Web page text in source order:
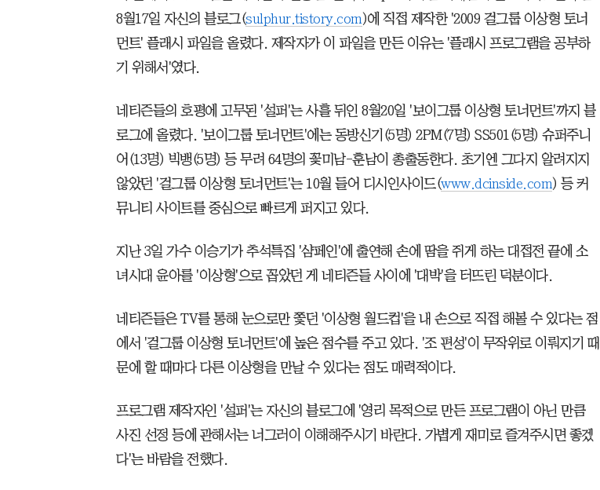
8월17일 자신의 블로그(sulphur.tistory.com)에 직접 제작한 '2009 걸그룹 이상형 토너
먼트' 플래시 파일을 올렸다. 제작자가 이 파일을 만든 이유는 '플래시 프로그램을 공부하
기 위해서'였다.
네티즌들의 호평에 고무된 '설퍼'는 사흘 뒤인 8월20일 '보이그룹 이상형 토너먼트'까지 블
로그에 올렸다. '보이그룹 토너먼트'에는 동방신기(5명) 2PM(7명) SS501(5명) 슈퍼주니
어(13명) 빅뱅(5명) 등 무려 64명의 꽃미남-훈남이 총출동한다. 초기엔 그다지 알려지지
않았던 '걸그룹 이상형 토너먼트'는 10월 들어 디시인사이드(www.dcinside.com) 등 커
뮤니티 사이트를 중심으로 빠르게 퍼지고 있다.
지난 3일 가수 이승기가 추석특집 '샴페인'에 출연해 손에 땀을 쥐게 하는 대접전 끝에 소
녀시대 윤아를 '이상형'으로 꼽았던 게 네티즌들 사이에 '대박'을 터뜨린 덕분이다.
네티즌들은 TV를 통해 눈으로만 쫓던 '이상형 월드컵'을 내 손으로 직접 해볼 수 있다는 점
에서 '걸그룹 이상형 토너먼트'에 높은 점수를 주고 있다. '조 편성'이 무작위로 이뤄지기 때
문에 할 때마다 다른 이상형을 만날 수 있다는 점도 매력적이다.
프로그램 제작자인 '설퍼'는 자신의 블로그에 '영리 목적으로 만든 프로그램이 아닌 만큼
사진 선정 등에 관해서는 너그러이 이해해주시기 바란다. 가볍게 재미로 즐겨주시면 좋겠
다'는 바람을 전했다.